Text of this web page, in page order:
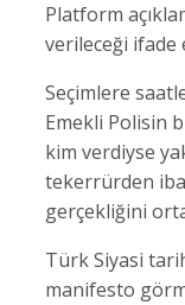
Platform
verileceği ifade
Seçimlere
Emekli Polisin
kim verdiyse
tekerrürden
gerçekliğini
Türk Siyasi
manifesto